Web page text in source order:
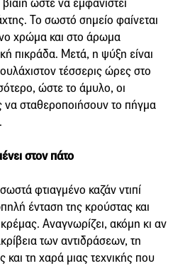
ώστε να εμφανιστεί
Το σωστό σημείο φαίνεται
χρώμα και στο άρωμα
πικράδα. Μετά, η ψύξη είναι
τέσσερις ώρες στο
ώστε το άμυλο, οι
να σταθεροποιήσουν το πήγμα
στον πάτο
φτιαγμένο καζάν ντιπί
ένταση της κρούστας και
Αναγνωρίζει, ακόμη κι αν
των αντιδράσεων, τη
τη χαρά μιας τεχνικής που